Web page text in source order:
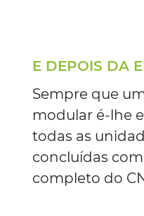
E DEPOIS DA
Sempre que
modular é-lhe
todas as
concluídas
completo do